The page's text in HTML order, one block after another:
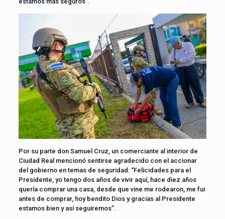
Por su parte don Samuel Cruz, un comerciante al interior de
Ciudad Real mencionó sentirse agradecido con el accionar
del gobierno en temas de seguridad: “Felicidades para el
Presidente, yo tengo dos años de vivir aquí, hace diez años
quería comprar una casa, desde que vine me rodearon, me fui
antes de comprar, hoy bendito Dios y gracias al Presidente
estamos bien y así seguiremos”.